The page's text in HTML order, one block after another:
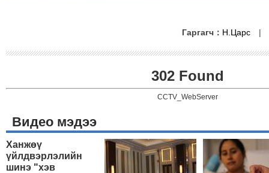
Гаргагч： Н.Царс |
302 Found
CCTV_WebServer
Видео мэдээ
Ханжөү
үйлдвэрлэлийн
шинэ "хэв